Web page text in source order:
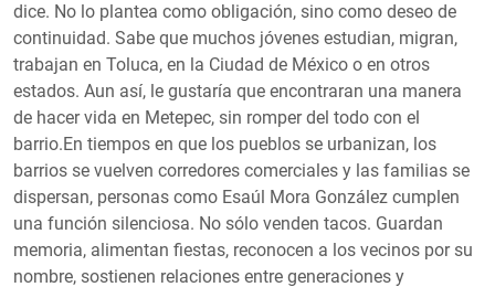
dice. No lo plantea como obligación, sino como deseo de
continuidad. Sabe que muchos jóvenes estudian, migran,
trabajan en Toluca, en la Ciudad de México o en otros
estados. Aun así, le gustaría que encontraran una manera
de hacer vida en Metepec, sin romper del todo con el
barrio.En tiempos en que los pueblos se urbanizan, los
barrios se vuelven corredores comerciales y las familias se
dispersan, personas como Esaúl Mora González cumplen
una función silenciosa. No sólo venden tacos. Guardan
memoria, alimentan fiestas, reconocen a los vecinos por su
nombre, sostienen relaciones entre generaciones y